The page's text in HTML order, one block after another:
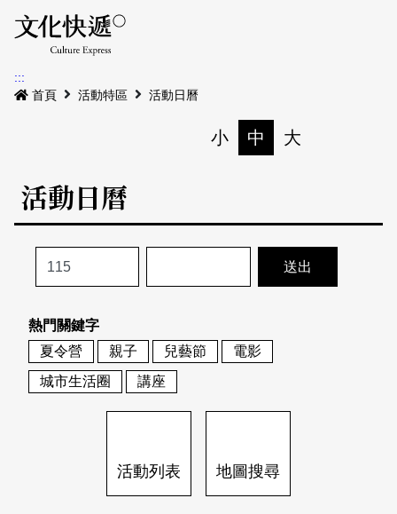
最新公告
本期專題
歷史專題
活動特區
活動列表
地圖搜尋
關於我們
關於我們
刊物索取地點
會員基本資料
刊登活動
網站導覽 English
日本語 登入/註冊
:::
首頁
活動特區 活動日曆
小 中 大
活動日曆
熱門關鍵字
夏令營
親子 兒藝節
電影
城市生活圈
講座
活動列表 地圖搜尋